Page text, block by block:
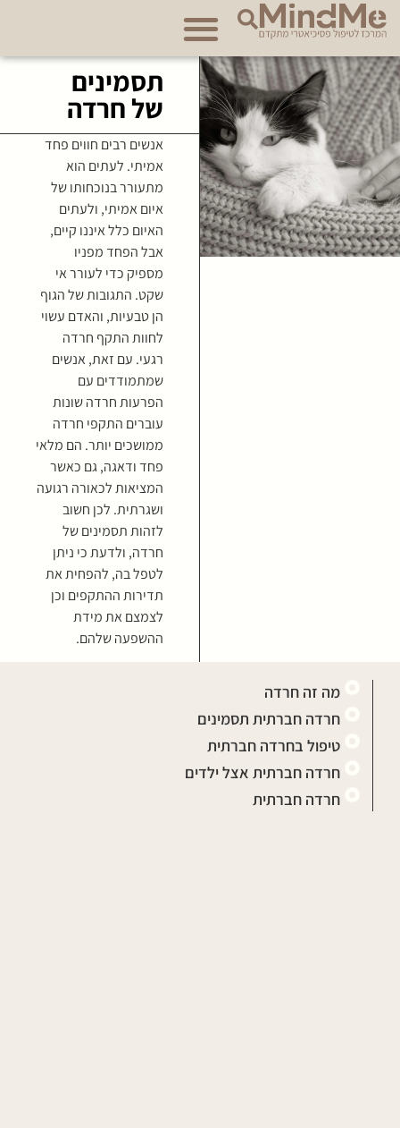
תסמינים
של חרדה
אנשים רבים חווים פחד
אמיתי. לעתים הוא
מתעורר בנוכחותו של
איום אמיתי, ולעתים
האיום כלל איננו קיים,
אבל הפחד מפניו
מספיק כדי לעורר אי
שקט. התגובות של הגוף
הן טבעיות, והאדם עשוי
לחוות התקף חרדה
רגעי. עם זאת, אנשים
שמתמודדים עם
הפרעות חרדה שונות
עוברים התקפי חרדה
ממושכים יותר. הם מלאי
פחד ודאגה, גם כאשר
המציאות לכאורה רגועה
ושגרתית. לכן חשוב
לזהות תסמינים של
חרדה, ולדעת כי ניתן
לטפל בה, להפחית את
תדירות ההתקפים וכן
לצמצם את מידת
ההשפעה שלהם.
מה זה חרדה
חרדה חברתית תסמינים
טיפול בחרדה חברתית
חרדה חברתית אצל ילדים
חרדה חברתית